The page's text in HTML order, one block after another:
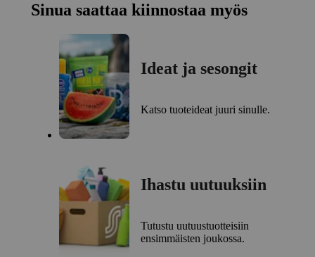
Sinua saattaa kiinnostaa myös
Ideat ja sesongit
Katso tuoteideat juuri sinulle.
Ihastu uutuuksiin
Tutustu uutuustuotteisiin
ensimmäisten joukossa.